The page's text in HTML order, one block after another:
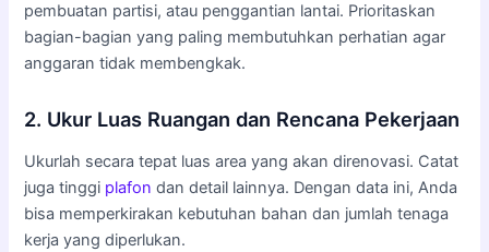
pembuatan partisi, atau penggantian lantai. Prioritaskan
bagian-bagian yang paling membutuhkan perhatian agar
anggaran tidak membengkak.
2. Ukur Luas Ruangan dan Rencana Pekerjaan
Ukurlah secara tepat luas area yang akan direnovasi. Catat
juga tinggi plafon dan detail lainnya. Dengan data ini, Anda
bisa memperkirakan kebutuhan bahan dan jumlah tenaga
kerja yang diperlukan.